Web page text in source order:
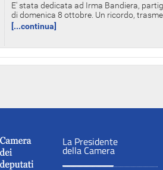
E' stata dedicata ad Irma Bandiera,
di domenica 8 ottobre. Un ricordo,
[...continua]
La Presidente
della Camera